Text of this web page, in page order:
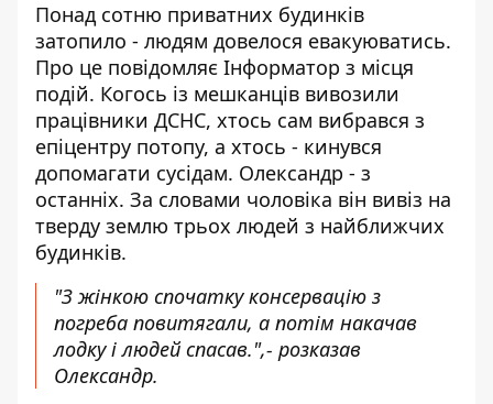
Понад сотню приватних будинків
затопило - людям довелося евакуюватись.
Про це повідомляє Інформатор з місця
подій. Когось із мешканців вивозили
працівники ДСНС, хтось сам вибрався з
епіцентру потопу, а хтось - кинувся
допомагати сусідам. Олександр - з
останніх. За словами чоловіка він вивіз на
тверду землю трьох людей з найближчих
будинків.
"З жінкою спочатку консервацію з
погреба повитягали, а потім накачав
лодку і людей спасав.",- розказав
Олександр.